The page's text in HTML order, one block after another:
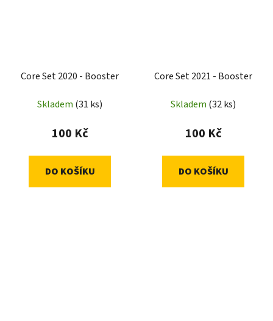
Core Set 2020 - Booster
Skladem (31 ks)
100 Kč
DO KOŠÍKU
Core Set 2021 - Booster
Skladem (32 ks)
100 Kč
DO KOŠÍKU